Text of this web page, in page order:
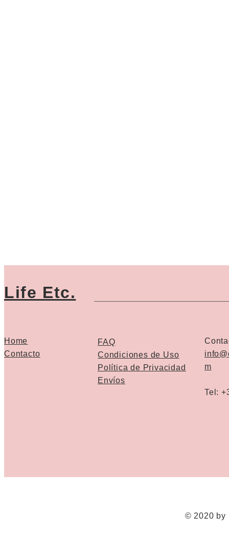
Life Etc.
Home
Contacto
FAQ
Condiciones de Uso
Política de Privacidad
Envíos
m
Tel:
© 2020 by